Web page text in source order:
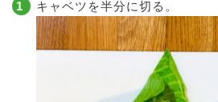
キャベツを半分に切る。